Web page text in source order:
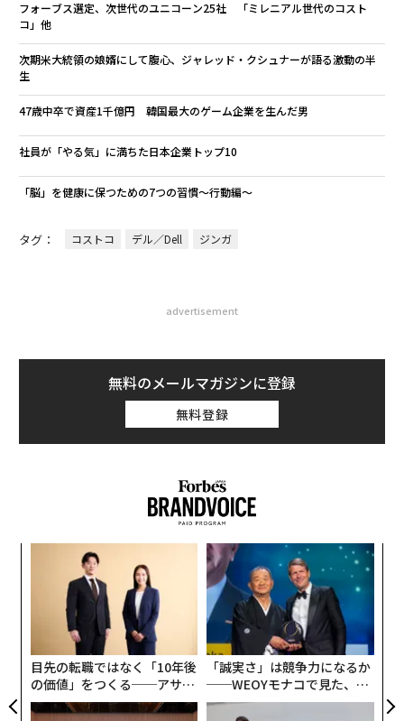
フォーブス選定、次世代のユニコーン25社 「ミレニアル世代のコスト
コ」他
次期米大統領の娘婿にして腹心、ジャレッド・クシュナーが語る激動の半
生
47歳中卒で資産1千億円 韓国最大のゲーム企業を生んだ男
社員が「やる気」に満ちた日本企業トップ10
「脳」を健康に保つための7つの習慣〜行動編〜
タグ： コストコ デル／Dell ジンガ
advertisement
無料のメールマガジンに登録
無料登録
目先の転職ではなく「10年後
の価値」をつくる──アサイ
ンの長期伴走型支援とは
「誠実さ」は競争力になるか
──WEOYモナコで見た、く
ら寿司の経営哲学